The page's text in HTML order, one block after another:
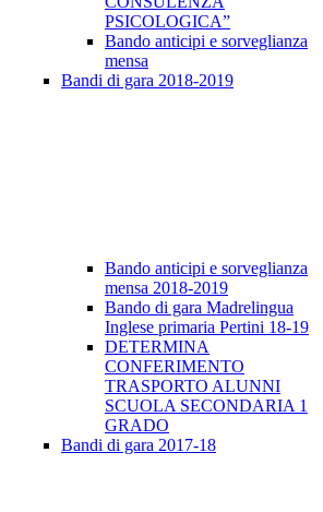
PSICOLOGICA”
Bando anticipi e sorveglianza
mensa
Bandi di gara 2018-2019
Bando anticipi e sorveglianza
mensa 2018-2019
Bando di gara Madrelingua
Inglese primaria Pertini 18-19
DETERMINA
CONFERIMENTO
TRASPORTO ALUNNI
SCUOLA SECONDARIA 1
GRADO
Bandi di gara 2017-18